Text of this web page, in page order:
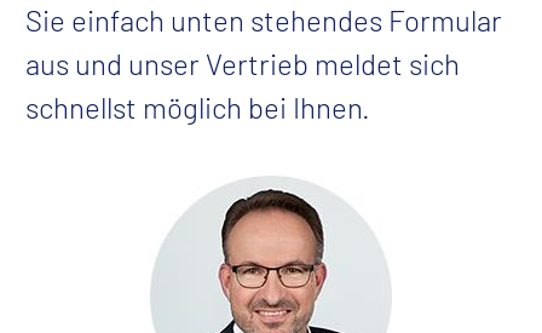
Sie einfach unten stehendes Formular
aus und unser Vertrieb meldet sich
schnellst möglich bei Ihnen.